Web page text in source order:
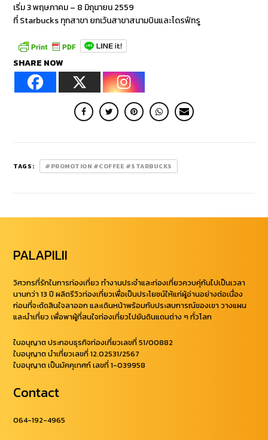
เริ่ม 3 พฤษภาคม – 8 มิถุนายน 2559
ที่ Starbucks ทุกสาขา ยกเว้นสาขาสนามบินและไดรฟ์ทรู
SHARE NOW
TAGS: #PROMOTION #COFFEE #STARBUCKS
PALAPILII
วิศวกรที่รักในการท่องเที่ยว ทำงานประจำและท่องเที่ยวควบคุ่กันไปเป็นเวลา
นานกว่า 13 ปี ผลิตรีวิวท่องเที่ยวเพื่อเป็นประโยชน์ให้แก่ผู้อ่านอย่างต่อเนื่อง
ก่อนที่จะตัดสินใจลาออก และเดินหน้าพร้อมกับประสบการณ์ของเขา วางแผน
และนำเที่ยว เพื่อพาผู้ที่สนใจท่องเที่ยวไปยันดินแดนต่าง ๆ ทั่วโลก
ใบอนุญาต ประกอบธุรกิจท่องเที่ยวเลขที่ 51/00882
ใบอนุญาต นำเที่ยวเลขที่ 12.02531/2567
ใบอนุญาต เป็นมัคคุเทศก์ เลขที่ 1-039958
Contact
064-192-4965